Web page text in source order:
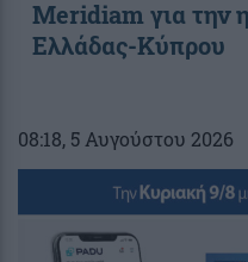
Meridiam για την
Ελλάδας-Κύπρου
08:18, 5 Αυγούστου 2026